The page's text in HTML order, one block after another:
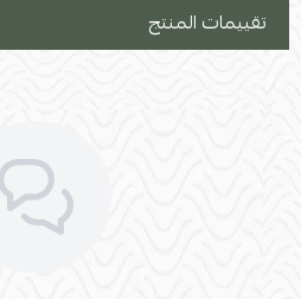
تقييمات المنتج